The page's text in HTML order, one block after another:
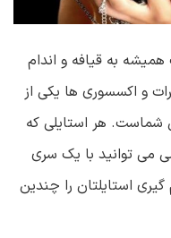
به قیافه و اندام
و اکسسوری ها یکی از
شماست. هر استایلی که
می توانید با یک سری
استایلتان را چندین